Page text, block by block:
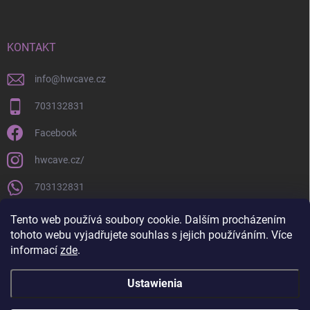
Tento web používá soubory cookie. Dalším procházením
tohoto webu vyjadřujete souhlas s jejich používáním. Více
informací zde.
Ustawienia
KONTAKT
info@hwcave.cz
703132831
Facebook
hwcave.cz/
703132831
https://www.youtube.com/@hardwarecave998